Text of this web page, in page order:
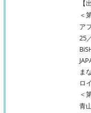
【
＜
ア
25
ま
ロ
＜
青